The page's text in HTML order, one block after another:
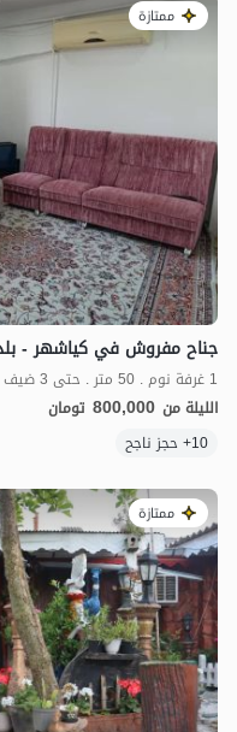
ممتازة
جناح مفروش في كياشهر -
1 غرفة نوم . 50 متر . حتى 3 ضيف
الليلة من 800,000 تومان
10+ حجز ناجح
ممتازة